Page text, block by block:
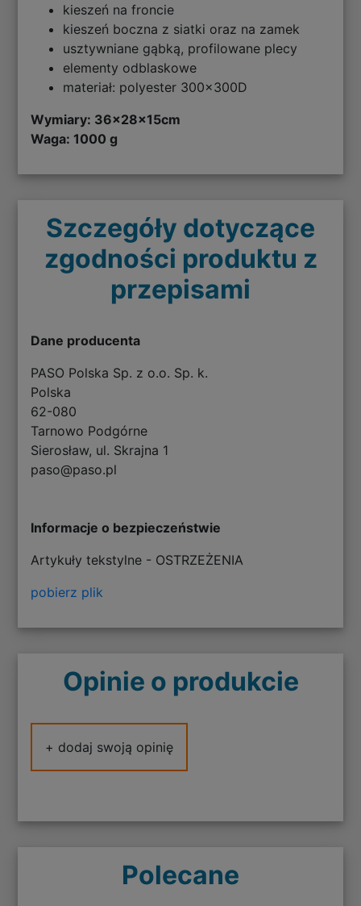
kieszeń na froncie
kieszeń boczna z siatki oraz na zamek
usztywniane gąbką, profilowane plecy
elementy odblaskowe
materiał: polyester 300x300D
Wymiary: 36x28x15cm
Waga: 1000 g
Szczegóły dotyczące
zgodności produktu z
przepisami
Dane producenta
PASO Polska Sp. z o.o. Sp. k.
Polska
62-080
Tarnowo Podgórne
Sierosław, ul. Skrajna 1
paso@paso.pl
Informacje o bezpieczeństwie
Artykuły tekstylne - OSTRZEŻENIA
pobierz plik
Opinie o produkcie
+ dodaj swoją opinię
Polecane